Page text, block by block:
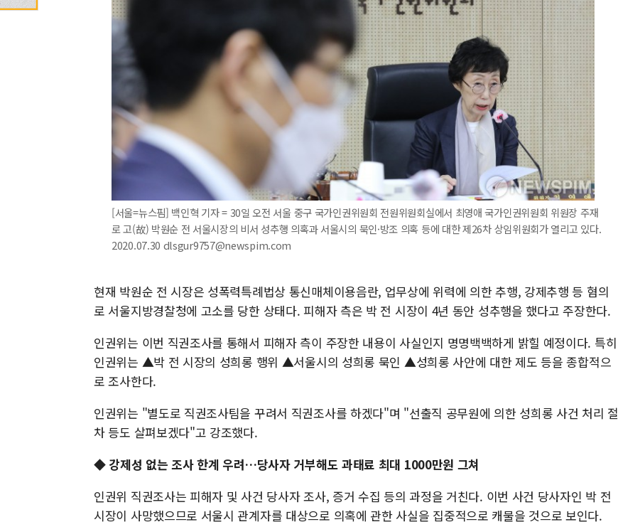
[서울=뉴스핌] 백인혁 기자 = 30일 오전 서울 중구 국가인권위원회 전원위원회실에서 최영애 국가인권위원회 위원장 주재
로 고(故) 박원순 전 서울시장의 비서 성추행 의혹과 서울시의 묵인·방조 의혹 등에 대한 제26차 상임위원회가 열리고 있다.
2020.07.30 dlsgur9757@newspim.com
현재 박원순 전 시장은 성폭력특례법상 통신매체이용음란, 업무상에 위력에 의한 추행, 강제추행 등 혐의
로 서울지방경찰청에 고소를 당한 상태다. 피해자 측은 박 전 시장이 4년 동안 성추행을 했다고 주장한다.
인권위는 이번 직권조사를 통해서 피해자 측이 주장한 내용이 사실인지 명명백백하게 밝힐 예정이다. 특히
인권위는 ▲박 전 시장의 성희롱 행위 ▲서울시의 성희롱 묵인 ▲성희롱 사안에 대한 제도 등을 종합적으
로 조사한다.
인권위는 "별도로 직권조사팀을 꾸려서 직권조사를 하겠다"며 "선출직 공무원에 의한 성희롱 사건 처리 절
차 등도 살펴보겠다"고 강조했다.
◆ 강제성 없는 조사 한계 우려…당사자 거부해도 과태료 최대 1000만원 그쳐
인권위 직권조사는 피해자 및 사건 당사자 조사, 증거 수집 등의 과정을 거친다. 이번 사건 당사자인 박 전
시장이 사망했으므로 서울시 관계자를 대상으로 의혹에 관한 사실을 집중적으로 캐물을 것으로 보인다.